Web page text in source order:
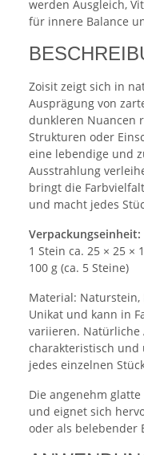
werden Ausgleich,
für innere Balance
Zoisit zeigt sich in
Ausprägung von
dunkleren Nuancen
Strukturen oder
eine lebendige und
Ausstrahlung
bringt die
und macht jedes
Verpackungseinheit:
1 Stein ca. 25 × 25 ×
100 g (ca. 5 Steine)
Material: Naturstein,
Unikat und kann in
variieren. Natürliche
charakteristisch
jedes einzelnen
Die angenehm
und eignet sich
oder als belebender